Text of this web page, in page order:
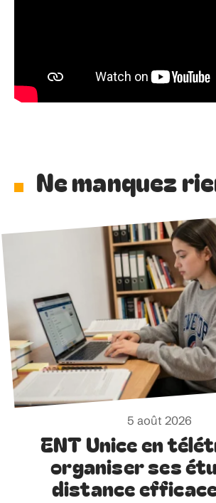
Ne manquez
5 août 2026
ENT Unice en
organiser ses
distance